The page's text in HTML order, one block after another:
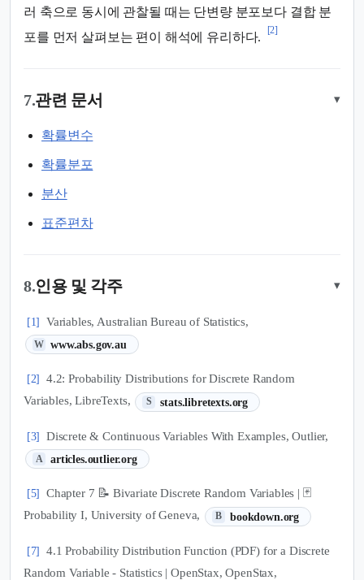
러 축으로 동시에 관찰될 때는 단변량 분포보다 결합 분
포를 먼저 살펴보는 편이 해석에 유리하다.
[2]
7.관련 문서 ▾
확률변수
확률분포
분산
표준편차
8.인용 및 각주 ▾
[1] Variables, Australian Bureau of Statistics,
W www.abs.gov.au
(새 탭에서 열림)
[2] 4.2: Probability Distributions for Discrete Random
Variables, LibreTexts,
S stats.libretexts.org
(새 탭에서 열림)
[3] Discrete & Continuous Variables With Examples, Outlier,
A articles.outlier.org
(새 탭에서 열림)
[5] Chapter 7 📝 Bivariate Discrete Random Variables | 🃏
Probability I, University of Geneva,
B bookdown.org
(새 탭에서 열림)
[7] 4.1 Probability Distribution Function (PDF) for a Discrete
Random Variable - Statistics | OpenStax, OpenStax,